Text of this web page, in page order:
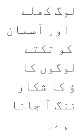
کھلے
آسمان
تکتے
کا
کا شکار
آ جانا